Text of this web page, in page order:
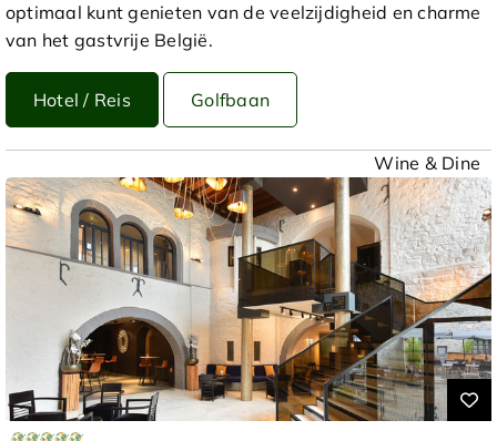
optimaal kunt genieten van de veelzijdigheid en charme
van het gastvrije België.
Hotel / Reis Golfbaan
Wine & Dine